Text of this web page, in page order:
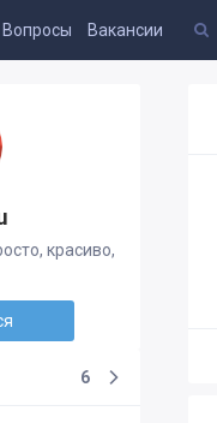
Вопросы Вакансии
красиво,
6